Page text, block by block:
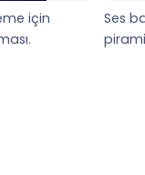
göre
için
Ses